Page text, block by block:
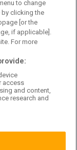
to change
by clicking the
[or the
if applicable].
For more
access
and content,
research and